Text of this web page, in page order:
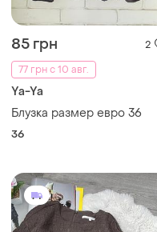
85 грн
2
77 грн с 10 авг.
Ya-Ya
Блузка размер евро 36
36